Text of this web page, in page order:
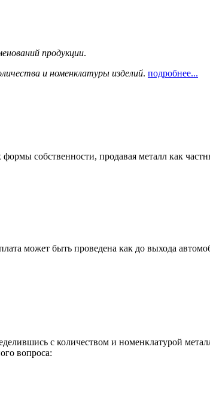
продукции.
и номенклатуры изделий. подробнее...
собственности, продавая металл как
может быть проведена как до выхода
с количеством и номенклатурой
вопроса: